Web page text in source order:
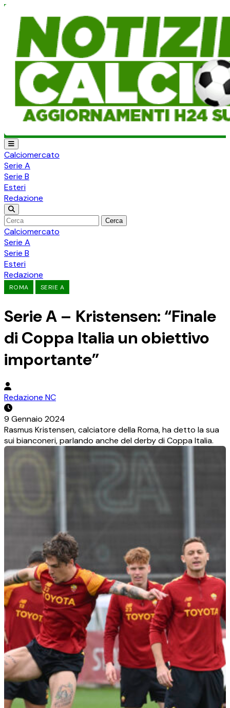
Calciomercato
Serie A
Serie B
Esteri
Redazione
Cerca
Calciomercato
Serie A
Serie B
Esteri
Redazione
ROMA SERIE A
Serie A – Kristensen: “Finale
di Coppa Italia un obiettivo
importante”
Redazione NC
9 Gennaio 2024
Rasmus Kristensen, calciatore della Roma, ha detto la sua
sui bianconeri, parlando anche del derby di Coppa Italia.